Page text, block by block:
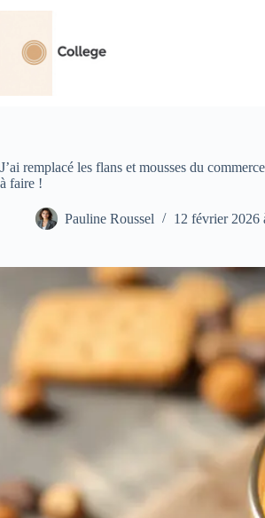
contenu
J’ai remplacé les flans et mousses du
à faire !
Pauline Roussel 12 février 2026